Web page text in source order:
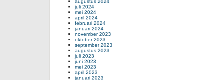
juli 2024
mei 2024
april 2024
februari 2024
januari 2024
november 2023
oktober 2023
september 2023
augustus 2023
juli 2023
juni 2023
mei 2023
april 2023
januari 2023